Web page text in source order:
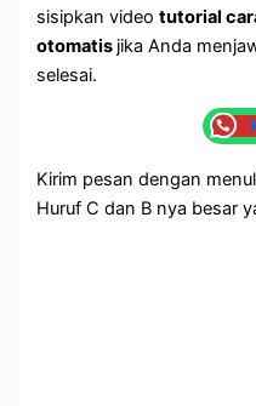
sisipkan videotutorial
otomatis jika Anda
selesai.
Kirim pesan dengan
Huruf C dan B nya besar